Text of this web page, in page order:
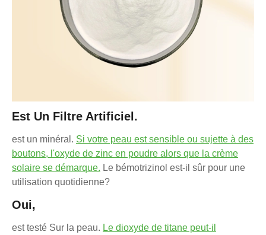
Est Un Filtre Artificiel.
est un minéral. Si votre peau est sensible ou sujette à des
boutons, l'oxyde de zinc en poudre alors que la crème
solaire se démarque. Le bémotrizinol est-il sûr pour une
utilisation quotidienne?
Oui,
est testé Sur la peau. Le dioxyde de titane peut-il